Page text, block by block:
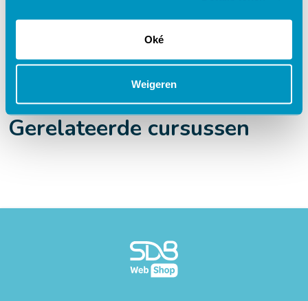
Oké
Weigeren
bijgeschreven
Gerelateerde cursussen